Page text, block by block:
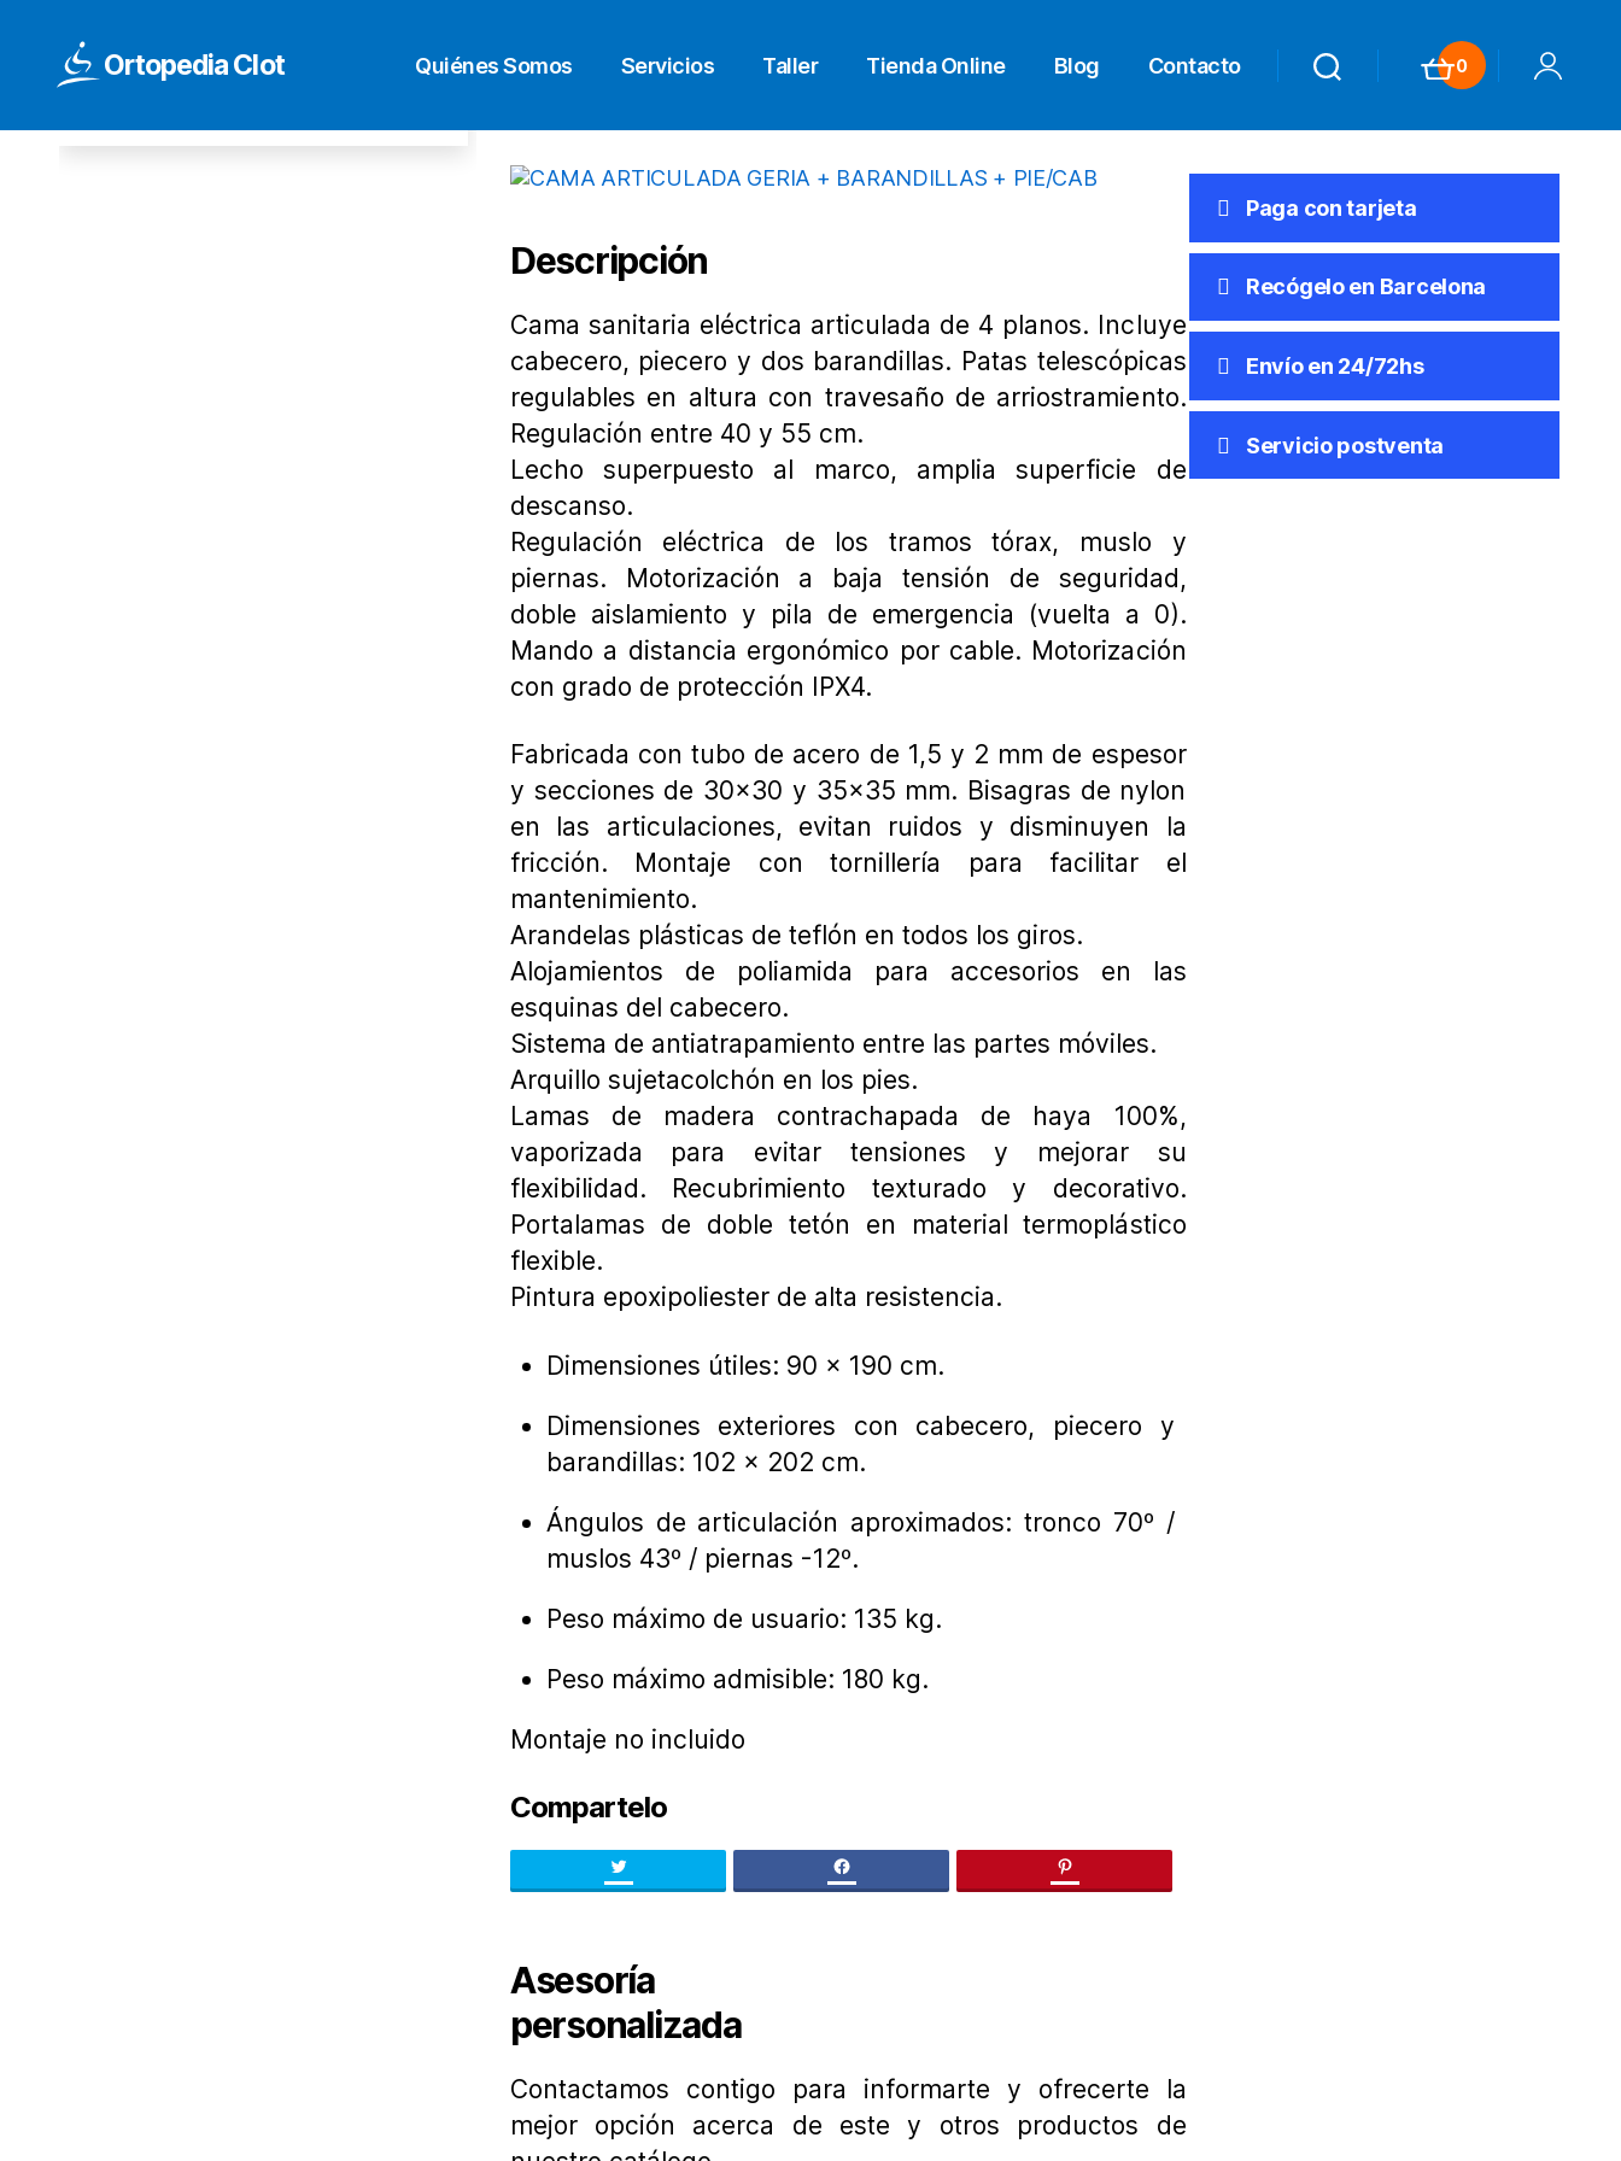
Ortopedia Clot Quiénes Somos Servicios Taller Tienda Online Blog Contacto Search
0
INCORPORADOR TRAPECIO PARA
CAMA GERIA PINTADO
Descripción
Cama sanitaria eléctrica articulada de 4 planos. Incluye
cabecero, piecero y dos barandillas. Patas telescópicas
regulables en altura con travesaño de arriostramiento.
Regulación entre 40 y 55 cm.
Lecho superpuesto al marco, amplia superficie de
descanso.
Regulación eléctrica de los tramos tórax, muslo y
piernas. Motorización a baja tensión de seguridad,
doble aislamiento y pila de emergencia (vuelta a 0).
Mando a distancia ergonómico por cable. Motorización
con grado de protección IPX4.
Fabricada con tubo de acero de 1,5 y 2 mm de espesor
y secciones de 30×30 y 35×35 mm. Bisagras de nylon
en las articulaciones, evitan ruidos y disminuyen la
fricción. Montaje con tornillería para facilitar el
mantenimiento.
Arandelas plásticas de teflón en todos los giros.
Alojamientos de poliamida para accesorios en las
esquinas del cabecero.
Sistema de antiatrapamiento entre las partes móviles.
Arquillo sujetacolchón en los pies.
Lamas de madera contrachapada de haya 100%,
vaporizada para evitar tensiones y mejorar su
flexibilidad. Recubrimiento texturado y decorativo.
Portalamas de doble tetón en material termoplástico
flexible.
Pintura epoxipoliester de alta resistencia.
Dimensiones útiles: 90 x 190 cm.
Dimensiones exteriores con cabecero, piecero y
barandillas: 102 x 202 cm.
Ángulos de articulación aproximados: tronco 70º /
muslos 43º / piernas -12º.
Peso máximo de usuario: 135 kg.
Peso máximo admisible: 180 kg.
Montaje no incluido
Compartelo
Twitter facebook pinteres
Asesoría
personalizada
Contactamos contigo para informarte y ofrecerte la
mejor opción acerca de este y otros productos de
Paga con tarjeta
Recógelo en Barcelona
Envío en 24/72hs
Servicio postventa